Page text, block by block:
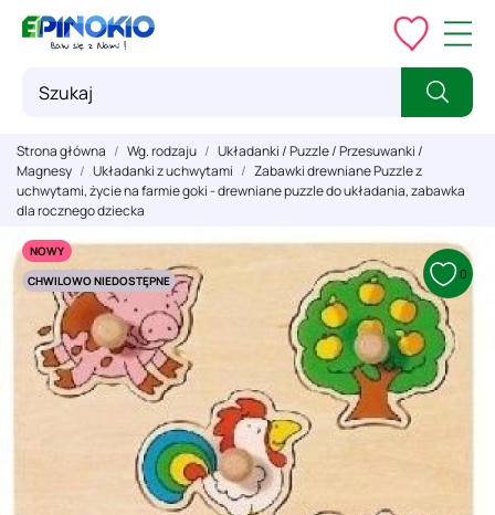
Strona główna Wg. rodzaju
Układanki / Puzzle / Przesuwanki /
Magnesy
Układanki z uchwytami
Zabawki drewniane Puzzle z
uchwytami, życie na farmie goki - drewniane puzzle do układania, zabawka
dla rocznego dziecka
NOWY
CHWILOWO NIEDOSTĘPNE
0